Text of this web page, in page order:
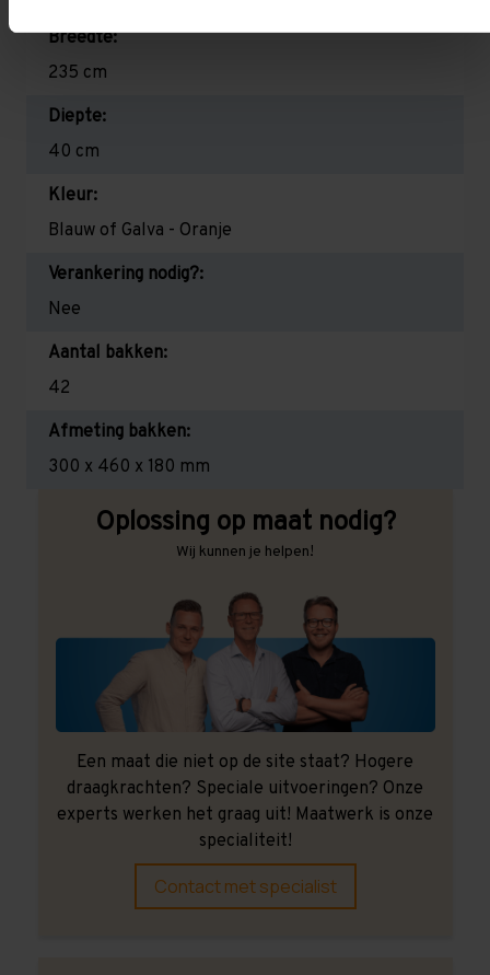
Breedte:
235 cm
Diepte:
40 cm
Kleur:
Blauw of Galva - Oranje
Verankering nodig?:
Nee
Aantal bakken:
42
Afmeting bakken:
300 x 460 x 180 mm
Oplossing op maat nodig?
Wij kunnen je helpen!
Een maat die niet op de site staat? Hogere
draagkrachten? Speciale uitvoeringen? Onze
experts werken het graag uit! Maatwerk is onze
specialiteit!
Contact met specialist